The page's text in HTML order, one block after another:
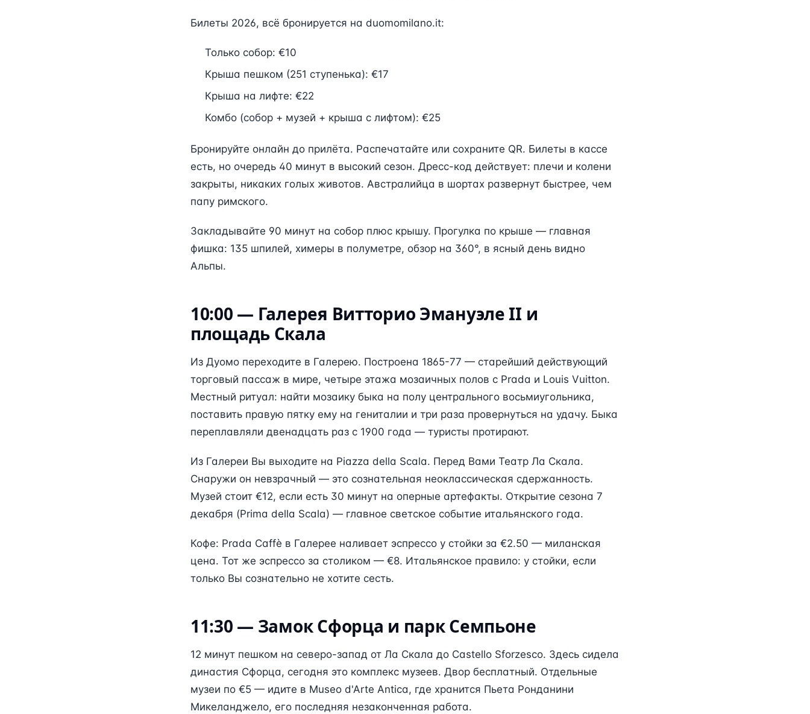
Билеты 2026, всё бронируется на duomomilano.it:
Только собор: €10
Крыша пешком (251 ступенька): €17
Крыша на лифте: €22
Комбо (собор + музей + крыша с лифтом): €25
Бронируйте онлайн до прилёта. Распечатайте или сохраните QR. Билеты в кассе
есть, но очередь 40 минут в высокий сезон. Дресс-код действует: плечи и колени
закрыты, никаких голых животов. Австралийца в шортах развернут быстрее, чем
папу римского.
Закладывайте 90 минут на собор плюс крышу. Прогулка по крыше — главная
фишка: 135 шпилей, химеры в полуметре, обзор на 360°, в ясный день видно
Альпы.
10:00 — Галерея Витторио Эмануэле II и
площадь Скала
Из Дуомо переходите в Галерею. Построена 1865-77 — старейший действующий
торговый пассаж в мире, четыре этажа мозаичных полов с Prada и Louis Vuitton.
Местный ритуал: найти мозаику быка на полу центрального восьмиугольника,
поставить правую пятку ему на гениталии и три раза провернуться на удачу. Быка
переплавляли двенадцать раз с 1900 года — туристы протирают.
Из Галереи Вы выходите на Piazza della Scala. Перед Вами Театр Ла Скала.
Снаружи он невзрачный — это сознательная неоклассическая сдержанность.
Музей стоит €12, если есть 30 минут на оперные артефакты. Открытие сезона 7
декабря (Prima della Scala) — главное светское событие итальянского года.
Кофе: Prada Caffè в Галерее наливает эспрессо у стойки за €2.50 — миланская
цена. Тот же эспрессо за столиком — €8. Итальянское правило: у стойки, если
только Вы сознательно не хотите сесть.
11:30 — Замок Сфорца и парк Семпьоне
12 минут пешком на северо-запад от Ла Скала до Castello Sforzesco. Здесь сидела
династия Сфорца, сегодня это комплекс музеев. Двор бесплатный. Отдельные
музеи по €5 — идите в Museo d'Arte Antica, где хранится Пьета Ронданини
Микеланджело, его последняя незаконченная работа.